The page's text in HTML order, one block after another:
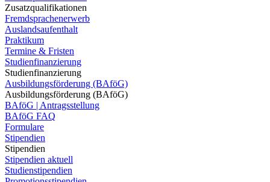
Zusatzqualifikationen
Fremdsprachenerwerb
Auslandsaufenthalt
Praktikum
Termine & Fristen
Studienfinanzierung
Studienfinanzierung
Ausbildungsförderung (BAföG)
Ausbildungsförderung (BAföG)
BAföG | Antragsstellung
BAföG FAQ
Formulare
Stipendien
Stipendien
Stipendien aktuell
Studienstipendien